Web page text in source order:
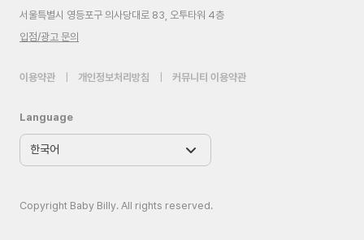
서울특별시 영등포구 의사당대로 83, 오투타워 4층
입점/광고 문의
이용약관 개인정보처리방침 커뮤니티 이용약관
Language
Copyright Baby Billy. All rights reserved.